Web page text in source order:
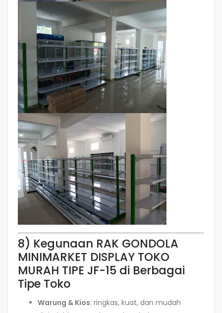
8) Kegunaan RAK GONDOLA
MINIMARKET DISPLAY TOKO
MURAH TIPE JF-15 di Berbagai
Tipe Toko
Warung & Kios: ringkas, kuat, dan mudah